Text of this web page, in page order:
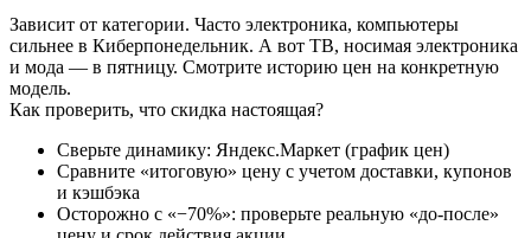
Зависит от категории. Часто электроника, компьютеры
сильнее в Киберпонедельник. А вот ТВ, носимая электроника
и мода — в пятницу. Смотрите историю цен на конкретную
модель.
Как проверить, что скидка настоящая?
Сверьте динамику: Яндекс.Маркет (график цен)
Сравните «итоговую» цену с учетом доставки, купонов
и кэшбэка
Осторожно с «−70%»: проверьте реальную «до-после»